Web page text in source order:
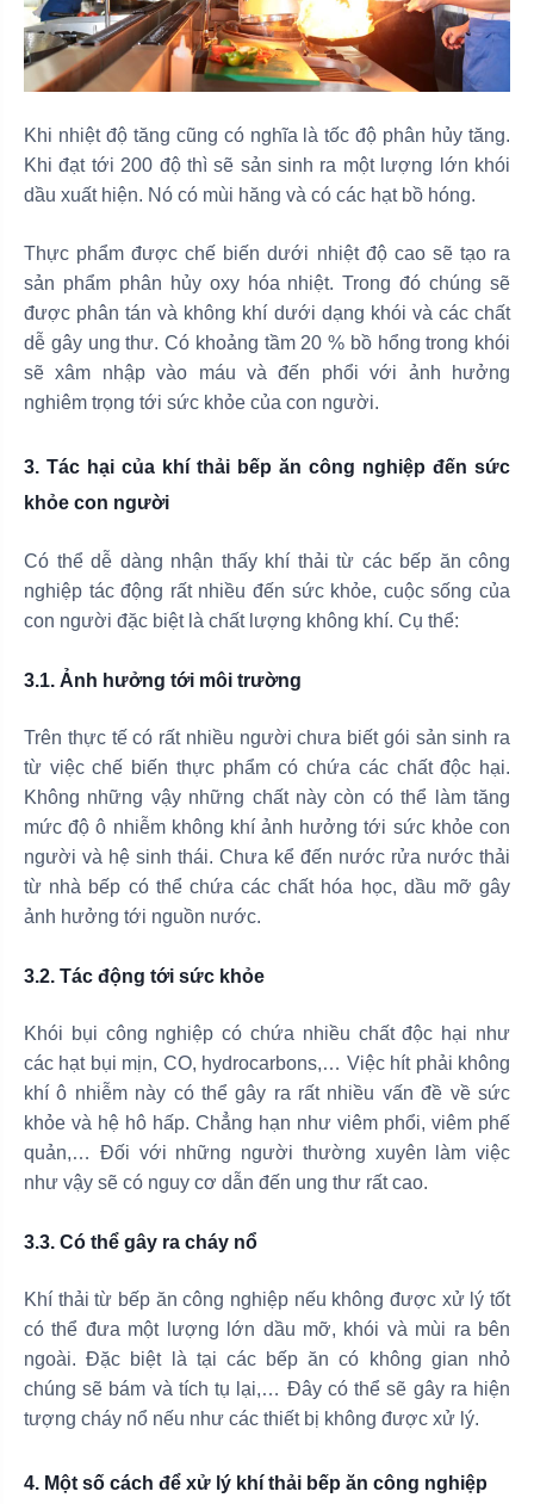
Khi nhiệt độ tăng cũng có nghĩa là tốc độ phân hủy tăng.
Khi đạt tới 200 độ thì sẽ sản sinh ra một lượng lớn khói
dầu xuất hiện. Nó có mùi hăng và có các hạt bồ hóng.
Thực phẩm được chế biến dưới nhiệt độ cao sẽ tạo ra
sản phẩm phân hủy oxy hóa nhiệt. Trong đó chúng sẽ
được phân tán và không khí dưới dạng khói và các chất
dễ gây ung thư. Có khoảng tầm 20 % bồ hổng trong khói
sẽ xâm nhập vào máu và đến phổi với ảnh hưởng
nghiêm trọng tới sức khỏe của con người.
3. Tác hại của khí thải bếp ăn công nghiệp đến sức
khỏe con người
Có thể dễ dàng nhận thấy khí thải từ các bếp ăn công
nghiệp tác động rất nhiều đến sức khỏe, cuộc sống của
con người đặc biệt là chất lượng không khí. Cụ thể:
3.1. Ảnh hưởng tới môi trường
Trên thực tế có rất nhiều người chưa biết gói sản sinh ra
từ việc chế biến thực phẩm có chứa các chất độc hại.
Không những vậy những chất này còn có thể làm tăng
mức độ ô nhiễm không khí ảnh hưởng tới sức khỏe con
người và hệ sinh thái. Chưa kể đến nước rửa nước thải
từ nhà bếp có thể chứa các chất hóa học, dầu mỡ gây
ảnh hưởng tới nguồn nước.
3.2. Tác động tới sức khỏe
Khói bụi công nghiệp có chứa nhiều chất độc hại như
các hạt bụi mịn, CO, hydrocarbons,… Việc hít phải không
khí ô nhiễm này có thể gây ra rất nhiều vấn đề về sức
khỏe và hệ hô hấp. Chẳng hạn như viêm phổi, viêm phế
quản,… Đối với những người thường xuyên làm việc
như vậy sẽ có nguy cơ dẫn đến ung thư rất cao.
3.3. Có thể gây ra cháy nổ
Khí thải từ bếp ăn công nghiệp nếu không được xử lý tốt
có thể đưa một lượng lớn dầu mỡ, khói và mùi ra bên
ngoài. Đặc biệt là tại các bếp ăn có không gian nhỏ
chúng sẽ bám và tích tụ lại,… Đây có thể sẽ gây ra hiện
tượng cháy nổ nếu như các thiết bị không được xử lý.
4. Một số cách để xử lý khí thải bếp ăn công nghiệp